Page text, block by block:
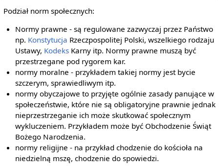
Podział norm społecznych:
Normy prawne - są regulowane zazwyczaj przez Państwo
np. Konstytucja Rzeczpospolitej Polski, wszelkiego rodzaju
Ustawy, Kodeks Karny itp. Normy prawne muszą być
przestrzegane pod rygorem kar.
normy moralne - przykładem takiej normy jest bycie
szczerym, sprawiedliwym itp.
normy obyczajowe to przyjęte ogólnie zasady panujące w
społeczeństwie, które nie są obligatoryjne prawnie jednak
nieprzestrzeganie ich może skutkować społecznym
wykluczeniem. Przykładem może być Obchodzenie Świąt
Bożego Narodzenia.
normy religijne - na przykład chodzenie do kościoła na
niedzielną mszę, chodzenie do spowiedzi.